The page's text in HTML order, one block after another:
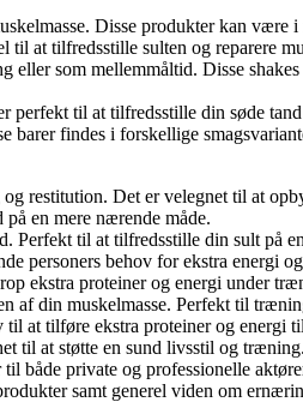
Disse produkter kan være i
at tilfredsstille sulten og reparere
som mellemmåltid. Disse
til at tilfredsstille din søde
findes i forskellige
restitution. Det er velegnet til at
en mere nærende måde.
Perfekt til at tilfredsstille din sult på
personers behov for ekstra energi
ekstra proteiner og energi under
af din muskelmasse. Perfekt til
at tilføre ekstra proteiner og energi
til at støtte en sund livsstil og træning.
både private og professionelle
samt generel viden om